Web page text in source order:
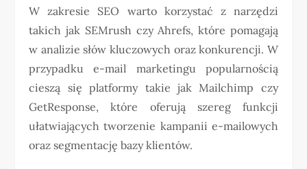
W zakresie SEO warto korzystać z narzędzi
takich jak SEMrush czy Ahrefs, które pomagają
w analizie słów kluczowych oraz konkurencji. W
przypadku e-mail marketingu popularnością
cieszą się platformy takie jak Mailchimp czy
GetResponse, które oferują szereg funkcji
ułatwiających tworzenie kampanii e-mailowych
oraz segmentację bazy klientów.